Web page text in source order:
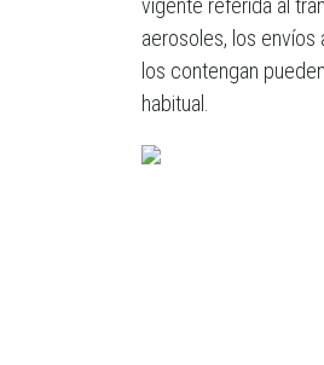
vigente referida al
aerosoles, los envíos
los contengan
habitual.